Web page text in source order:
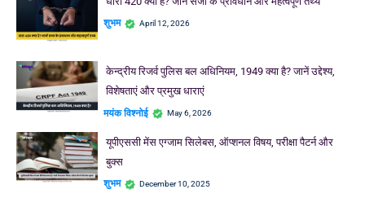
शुभम April 12, 2026
केन्द्रीय रिजर्व पुलिस बल अधिनियम, 1949 क्या है? जानें उद्देश्य,
विशेषताएं और प्रमुख धाराएं
मयंक विश्नोई May 6, 2026
यूपीएससी मेंस एग्जाम सिलेबस, ऑप्शनल विषय, परीक्षा पैटर्न और
बुक्स
शुभम December 10, 2025